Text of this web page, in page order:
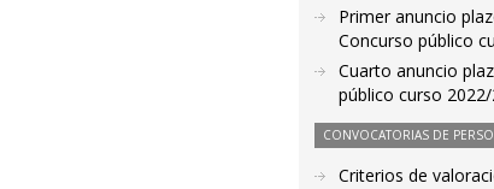
Primer anuncio
Concurso público
Cuarto anuncio
público curso
CONVOCATORIAS DE
Criterios de